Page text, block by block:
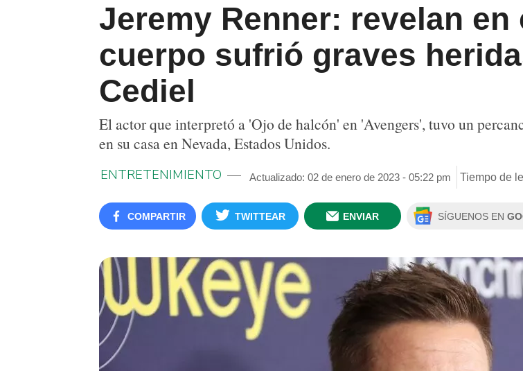
Jeremy Renner: revelan en
cuerpo sufrió graves
Cediel
El actor que interpretó a 'Ojo de halcón' en 'Avengers', tuvo un
en su casa en Nevada, Estados Unidos.
ENTRETENIMIENTO Actualizado: 02 de enero de 2023 - 05:22 pm Tiempo de
COMPARTIR TWITTEAR ENVIAR SÍGUENOS EN